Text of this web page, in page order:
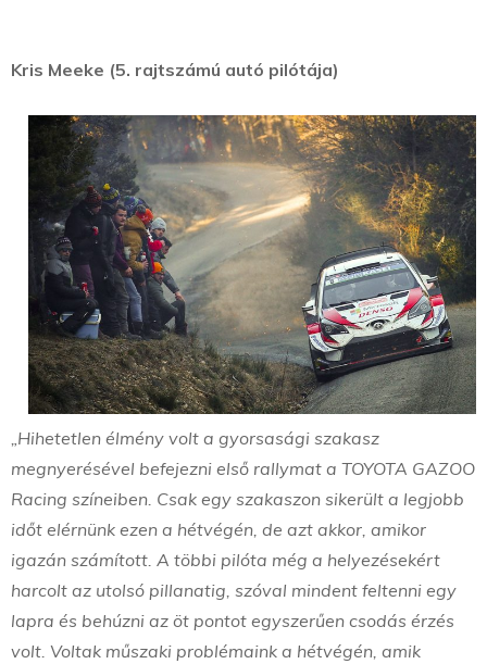
Kris Meeke (5. rajtszámú autó pilótája)
„Hihetetlen élmény volt a gyorsasági szakasz
megnyerésével befejezni első rallymat a TOYOTA GAZOO
Racing színeiben. Csak egy szakaszon sikerült a legjobb
időt elérnünk ezen a hétvégén, de azt akkor, amikor
igazán számított. A többi pilóta még a helyezésekért
harcolt az utolsó pillanatig, szóval mindent feltenni egy
lapra és behúzni az öt pontot egyszerűen csodás érzés
volt. Voltak műszaki problémaink a hétvégén, amik